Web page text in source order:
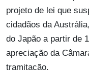
projeto de lei que
cidadãos da
do Japão a partir de
apreciação da
tramitação.